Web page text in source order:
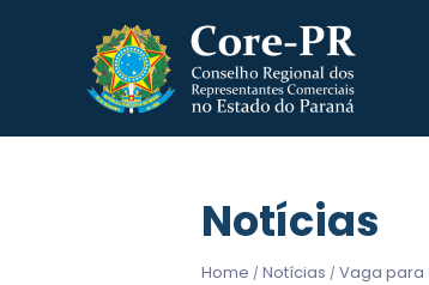
Notícias
Home / Notícias / Vaga para